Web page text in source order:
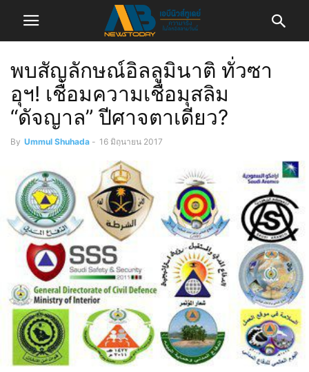
พบสัญลักษณ์อิลลูมินาติ ทั่วซา
อุฯ! เชื่อมความเชื่อมุสลิม
“ดัจญาล” ปีศาจตาเดียว?
By Ummul Shuhada - 16 มิถุนายน 2017